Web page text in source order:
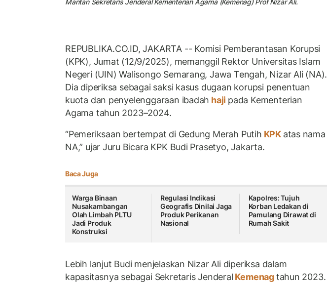
Mantan Sekretaris Jenderal Kementerian Agama (Kemenag) Prof Nizar Ali.
REPUBLIKA.CO.ID, JAKARTA -- Komisi Pemberantasan Korupsi
(KPK), Jumat (12/9/2025), memanggil Rektor Universitas Islam
Negeri (UIN) Walisongo Semarang, Jawa Tengah, Nizar Ali (NA).
Dia diperiksa sebagai saksi kasus dugaan korupsi penentuan
kuota dan penyelenggaraan ibadah haji pada Kementerian
Agama tahun 2023–2024.
“Pemeriksaan bertempat di Gedung Merah Putih KPK atas nama
NA,” ujar Juru Bicara KPK Budi Prasetyo, Jakarta.
Baca Juga
Warga Binaan
Nusakambangan
Olah Limbah PLTU
Jadi Produk
Konstruksi
Regulasi Indikasi
Geografis Dinilai Jaga
Produk Perikanan
Nasional
Kapolres: Tujuh
Korban Ledakan di
Pamulang Dirawat di
Rumah Sakit
Lebih lanjut Budi menjelaskan Nizar Ali diperiksa dalam
kapasitasnya sebagai Sekretaris Jenderal Kemenagtahun 2023.